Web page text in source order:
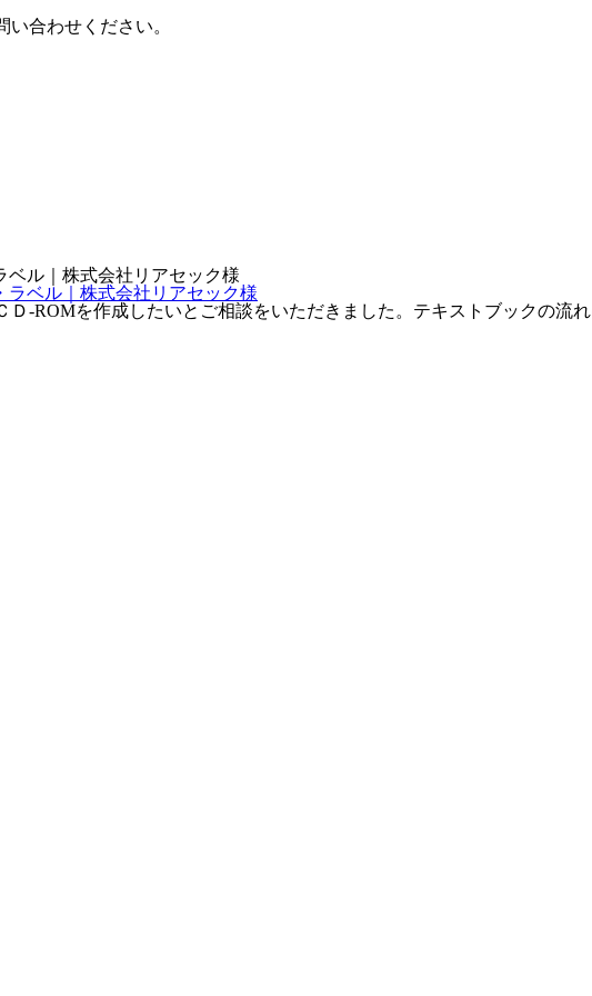
合わせください。
ベル｜株式会社リアセック様
-ROMを作成したいとご相談をいただきました。テキストブックの流